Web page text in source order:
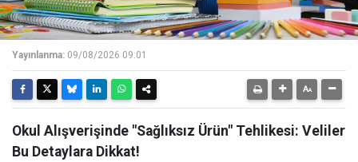
Yayınlanma: 09/08/2026 09:01
Okul Alışverişinde "Sağlıksız Ürün" Tehlikesi: Veliler
Bu Detaylara Dikkat!